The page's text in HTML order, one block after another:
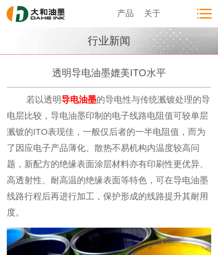
产品 关于
行业新闻
透明导电油墨媲美ITO水平
若以透明导电油墨的导电性与传统溅镀处理的导
电层比较，导电油墨印制的电子线路电阻值可较单层
溅镀的ITO表现佳，一般仅后者的一半电阻值，而为
了因应电子产品薄化、散热不易机构内温度较高问
题，新配方的绝缘表面涂层材料亦有印刷性更优异、
高透射性、耐高温的绝缘表面等特色，可在导电油墨
线路行程后再进行加工，保护形成的线路提升其耐用
度。